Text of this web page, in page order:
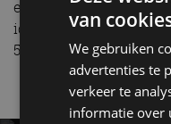
euro. Dat maakt hem
identieke Toyota bZ4X
57.995 euro kost.
van
We gebruiken
advertenties te
verkeer te
informatie over